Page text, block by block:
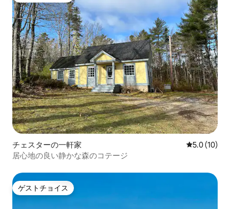
チェスターの一軒家 レビュー10
5.0 (10)
居心地の良い静かな森のコテージ
ゲストチョイス
ゲストチョイス